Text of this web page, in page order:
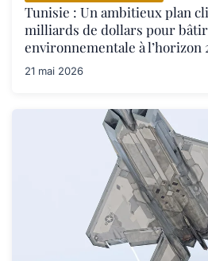
Tunisie : Un ambitieux plan
milliards de dollars pour
environnementale à l’horizon
21 mai 2026